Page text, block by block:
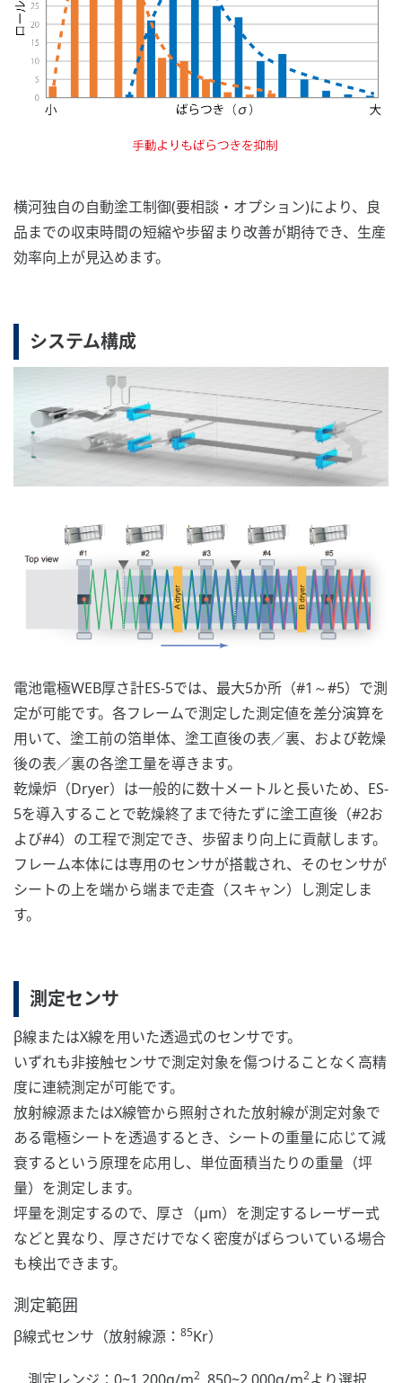
横河独自の自動塗工制御(要相談・オプション)により、良
品までの収束時間の短縮や歩留まり改善が期待でき、生産
効率向上が見込めます。
システム構成
電池電極WEB厚さ計ES-5では、最大5か所（#1～#5）で測
定が可能です。各フレームで測定した測定値を差分演算を
用いて、塗工前の箔単体、塗工直後の表／裏、および乾燥
後の表／裏の各塗工量を導きます。
乾燥炉（Dryer）は一般的に数十メートルと長いため、ES-
5を導入することで乾燥終了まで待たずに塗工直後（#2お
よび#4）の工程で測定でき、歩留まり向上に貢献します。
フレーム本体には専用のセンサが搭載され、そのセンサが
シートの上を端から端まで走査（スキャン）し測定しま
す。
測定センサ
β線またはX線を用いた透過式のセンサです。
いずれも非接触センサで測定対象を傷つけることなく高精
度に連続測定が可能です。
放射線源またはX線管から照射された放射線が測定対象で
ある電極シートを透過するとき、シートの重量に応じて減
衰するという原理を応用し、単位面積当たりの重量（坪
量）を測定します。
坪量を測定するので、厚さ（μm）を測定するレーザー式
などと異なり、厚さだけでなく密度がばらついている場合
も検出できます。
測定範囲
β線式センサ（放射線源： 85Kr）
2 2